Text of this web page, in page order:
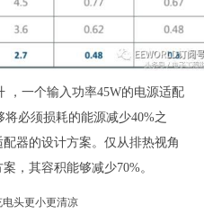
，一个输入功率45W的电源适配
必须损耗的能源减少40%之
器的设计方案。仅从排热视角
，其容积能够减少70%。